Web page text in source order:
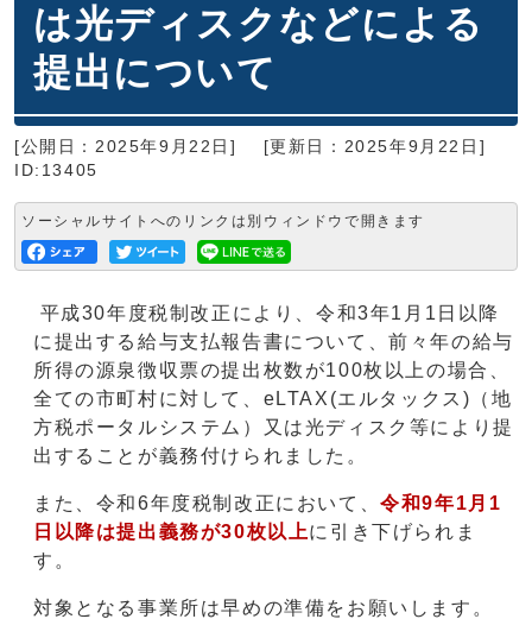
は光ディスクなどによる
提出について
[公開日：2025年9月22日]
[更新日：2025年9月22日]
ID:13405
ソーシャルサイトへのリンクは別ウィンドウで開きます
平成30年度税制改正により、令和3年1月1日以降
に提出する給与支払報告書について、前々年の給与
所得の源泉徴収票の提出枚数が100枚以上の場合、
全ての市町村に対して、eLTAX(エルタックス)（地
方税ポータルシステム）又は光ディスク等により提
出することが義務付けられました。
また、令和6年度税制改正において、令和9年1月1
日以降は提出義務が30枚以上に引き下げられま
す。
対象となる事業所は早めの準備をお願いします。